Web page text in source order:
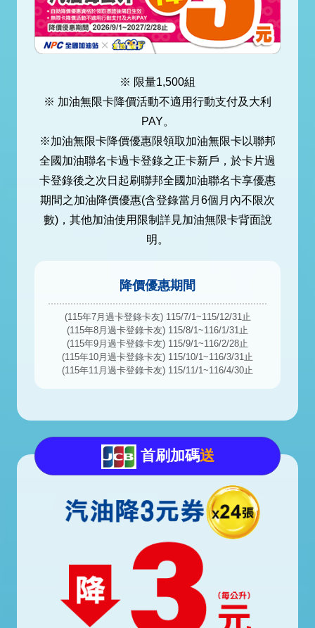
※ 限量1,500組
※ 加油無限卡降價活動不適用行動支付及大利
PAY。
※加油無限卡降價優惠限領取加油無限卡以聯邦
全國加油聯名卡過卡登錄之正卡新戶，於卡片過
卡登錄後之次日起刷聯邦全國加油聯名卡享優惠
期間之加油降價優惠(含登錄當月6個月內不限次
數)，其他加油使用限制詳見加油無限卡背面說
明。
降價優惠期間
(115年7月過卡登錄卡友) 115/7/1~115/12/31止
(115年8月過卡登錄卡友) 115/8/1~116/1/31止
(115年9月過卡登錄卡友) 115/9/1~116/2/28止
(115年10月過卡登錄卡友) 115/10/1~116/3/31止
(115年11月過卡登錄卡友) 115/11/1~116/4/30止
首刷加碼送